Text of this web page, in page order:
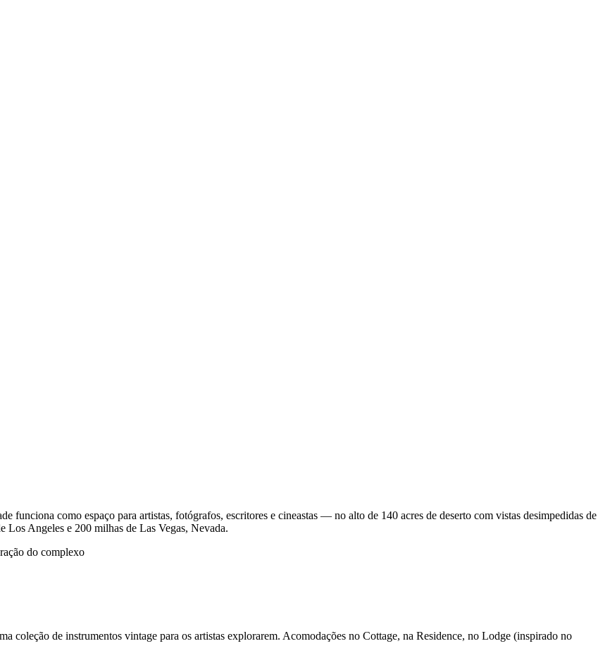
funciona como espaço para artistas, fotógrafos, escritores e cineastas — no alto de 140 acres de deserto com vistas desimpedidas de
Los Angeles e 200 milhas de Las Vegas, Nevada.
coleção de instrumentos vintage para os artistas explorarem. Acomodações no Cottage, na Residence, no Lodge (inspirado no